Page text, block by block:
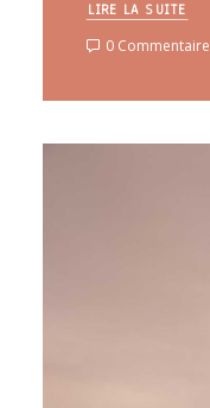
LIRE LA SUITE
0 Commentaire